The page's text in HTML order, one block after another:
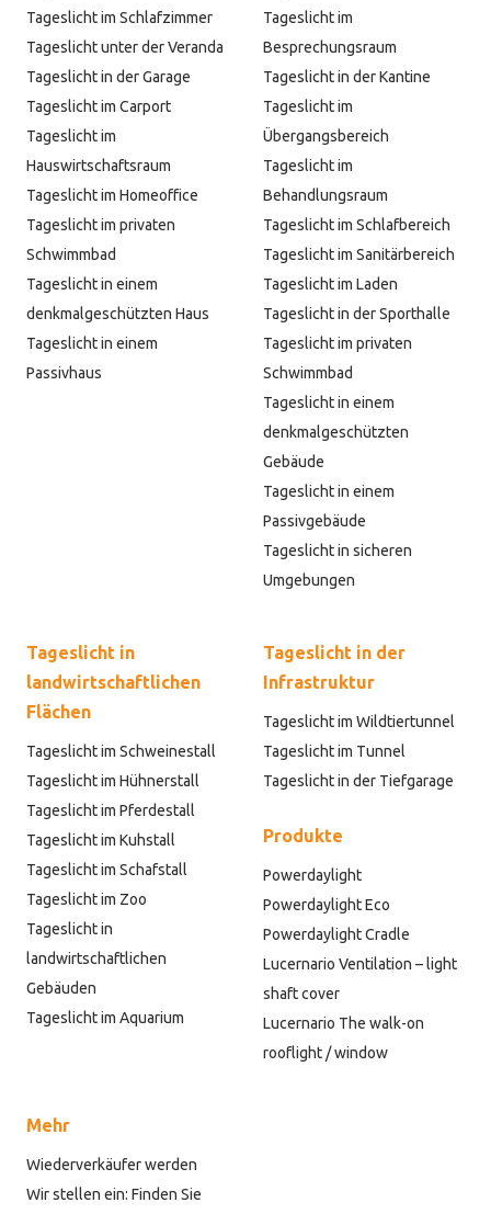
Tageslicht im Schlafzimmer
Tageslicht unter der Veranda
Tageslicht in der Garage
Tageslicht im Carport
Tageslicht im
Hauswirtschaftsraum
Tageslicht im Homeoffice
Tageslicht im privaten
Schwimmbad
Tageslicht in einem
denkmalgeschützten Haus
Tageslicht in einem
Passivhaus
Tageslicht im
Besprechungsraum
Tageslicht in der Kantine
Tageslicht im
Übergangsbereich
Tageslicht im
Behandlungsraum
Tageslicht im Schlafbereich
Tageslicht im Sanitärbereich
Tageslicht im Laden
Tageslicht in der Sporthalle
Tageslicht im privaten
Schwimmbad
Tageslicht in einem
denkmalgeschützten
Gebäude
Tageslicht in einem
Passivgebäude
Tageslicht in sicheren
Umgebungen
Tageslicht in
landwirtschaftlichen
Flächen
Tageslicht im Schweinestall
Tageslicht im Hühnerstall
Tageslicht im Pferdestall
Tageslicht im Kuhstall
Tageslicht im Schafstall
Tageslicht im Zoo
Tageslicht in
landwirtschaftlichen
Gebäuden
Tageslicht im Aquarium
Tageslicht in der
Infrastruktur
Tageslicht im Wildtiertunnel
Tageslicht im Tunnel
Tageslicht in der Tiefgarage
Produkte
Powerdaylight
Powerdaylight Eco
Powerdaylight Cradle
Lucernario Ventilation – light
shaft cover
Lucernario The walk-on
rooflight / window
Mehr
Wiederverkäufer werden
Wir stellen ein: Finden Sie